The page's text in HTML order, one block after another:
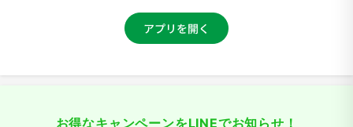
お得なキャンペーンをLINEでお知らせ！